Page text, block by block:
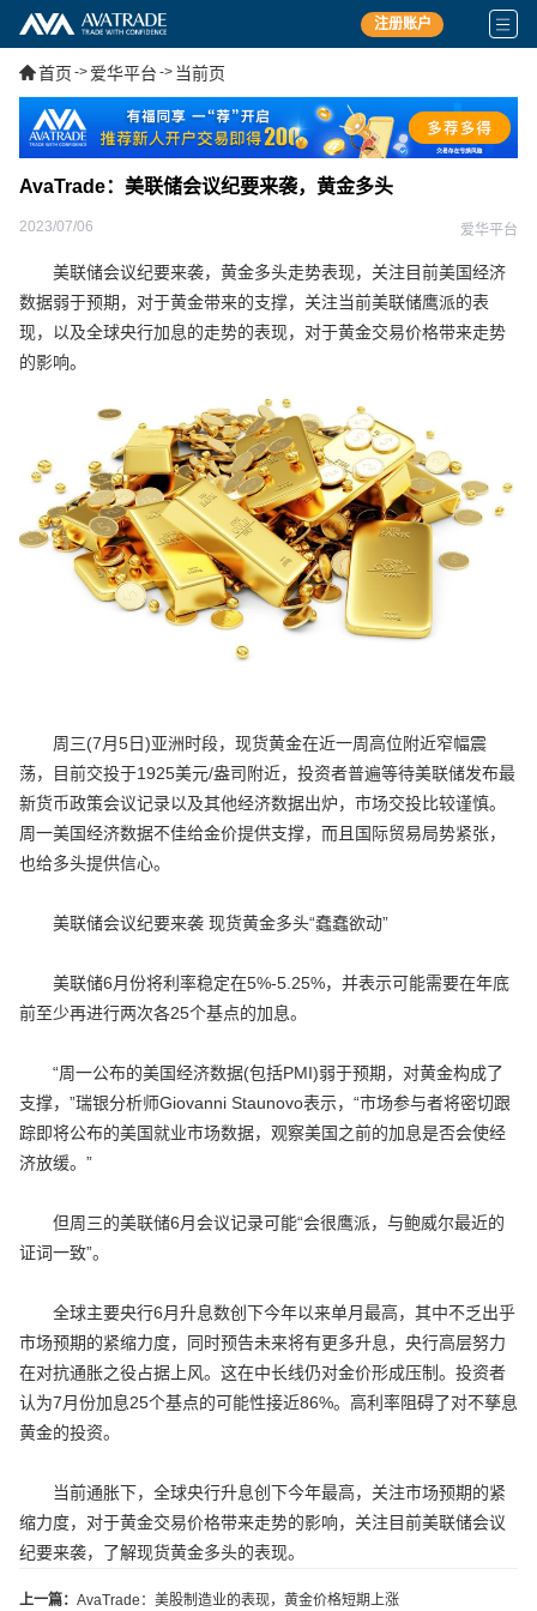
注册账户
首页 -> 爱华平台 -> 当前页
AvaTrade：美联储会议纪要来袭，黄金多头
2023/07/06 爱华平台
美联储会议纪要来袭，黄金多头走势表现，关注目前美国经济
数据弱于预期，对于黄金带来的支撑，关注当前美联储鹰派的表
现，以及全球央行加息的走势的表现，对于黄金交易价格带来走势
的影响。
周三(7月5日)亚洲时段，现货黄金在近一周高位附近窄幅震
荡，目前交投于1925美元/盎司附近，投资者普遍等待美联储发布最
新货币政策会议记录以及其他经济数据出炉，市场交投比较谨慎。
周一美国经济数据不佳给金价提供支撑，而且国际贸易局势紧张，
也给多头提供信心。
美联储会议纪要来袭 现货黄金多头“蠢蠢欲动”
美联储6月份将利率稳定在5%-5.25%，并表示可能需要在年底
前至少再进行两次各25个基点的加息。
“周一公布的美国经济数据(包括PMI)弱于预期，对黄金构成了
支撑，”瑞银分析师Giovanni Staunovo表示，“市场参与者将密切跟
踪即将公布的美国就业市场数据，观察美国之前的加息是否会使经
济放缓。”
但周三的美联储6月会议记录可能“会很鹰派，与鲍威尔最近的
证词一致”。
全球主要央行6月升息数创下今年以来单月最高，其中不乏出乎
市场预期的紧缩力度，同时预告未来将有更多升息，央行高层努力
在对抗通胀之役占据上风。这在中长线仍对金价形成压制。投资者
认为7月份加息25个基点的可能性接近86%。高利率阻碍了对不孳息
黄金的投资。
当前通胀下，全球央行升息创下今年最高，关注市场预期的紧
缩力度，对于黄金交易价格带来走势的影响，关注目前美联储会议
纪要来袭，了解现货黄金多头的表现。
上一篇： AvaTrade：美股制造业的表现，黄金价格短期上涨